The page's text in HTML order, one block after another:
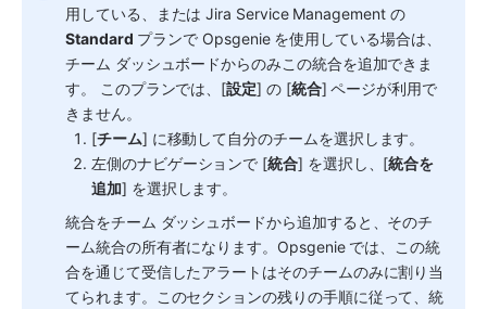
用している、または Jira Service Management の
Standard プランで Opsgenie を使用している場合は、
チーム ダッシュボードからのみこの統合を追加できま
す。 このプランでは、[設定] の [統合] ページが利用で
きません。
[チーム] に移動して自分のチームを選択します。
左側のナビゲーションで [統合] を選択し、[統合を
追加] を選択します。
統合をチーム ダッシュボードから追加すると、そのチ
ーム統合の所有者になります。Opsgenie では、この統
合を通じて受信したアラートはそのチームのみに割り当
てられます。このセクションの残りの手順に従って、統